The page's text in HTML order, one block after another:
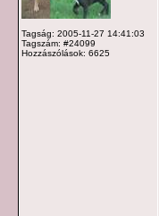
Tagság: 2005-11-27 14:41:03
Tagszám: #24099
Hozzászólások: 6625